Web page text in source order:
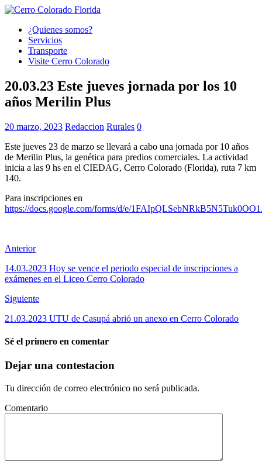
¿Quienes somos?
Servicios
Transporte
Visite Cerro Colorado
20.03.23 Este jueves jornada por los 10
años Merilin Plus
20 marzo, 2023 Redaccion Rurales 0
Este jueves 23 de marzo se llevará a cabo una jornada por 10 años
de Merilin Plus, la genética para predios comerciales. La actividad
inicia a las 9 hs en el CIEDAG, Cerro Colorado (Florida), ruta 7 km
140.
Para inscripciones en
https://docs.google.com/forms/d/e/
Anterior
14.03.2023 Hoy se vence el periodo especial de inscripciones a
exámenes en el Liceo Cerro Colorado
Siguiente
21.03.2023 UTU de Casupá abrió un anexo en Cerro Colorado
Sé el primero en comentar
Dejar una contestacion
Tu dirección de correo electrónico no será publicada.
Comentario